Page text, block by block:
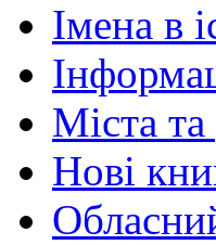
Імена в
Міста
Нові